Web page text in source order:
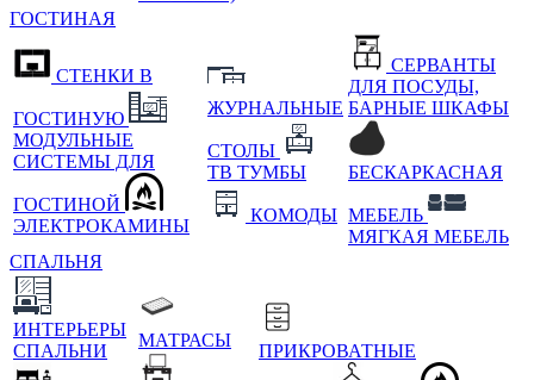
ГОСТИНАЯ
СТЕНКИ В
ГОСТИНУЮ
МОДУЛЬНЫЕ
СИСТЕМЫ ДЛЯ
ГОСТИНОЙ
ЭЛЕКТРОКАМИНЫ
ЖУРНАЛЬНЫЕ
СТОЛЫ
ТВ ТУМБЫ
КОМОДЫ
СЕРВАНТЫ
ДЛЯ ПОСУДЫ,
БАРНЫЕ ШКАФЫ
БЕСКАРКАСНАЯ
МЕБЕЛЬ
МЯГКАЯ МЕБЕЛЬ
СПАЛЬНЯ
ИНТЕРЬЕРЫ
СПАЛЬНИ
МАТРАСЫ
ПРИКРОВАТНЫЕ